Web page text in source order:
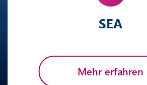
SEA
Mehr erfahren